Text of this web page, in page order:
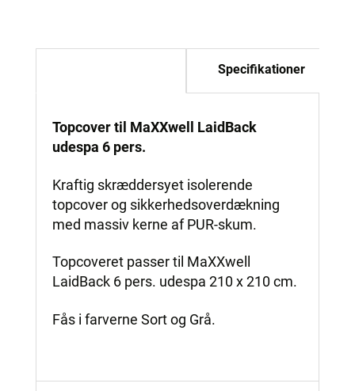
Specifikationer
Topcover til MaXXwell LaidBack
udespa 6 pers.
Kraftig skræddersyet isolerende
topcover og sikkerhedsoverdækning
med massiv kerne af PUR-skum.
Topcoveret passer til MaXXwell
LaidBack 6 pers. udespa 210 x 210 cm.
Fås i farverne Sort og Grå.